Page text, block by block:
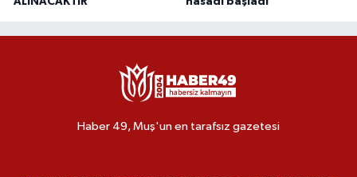
Haber 49, Muş'un en tarafsız gazetesi